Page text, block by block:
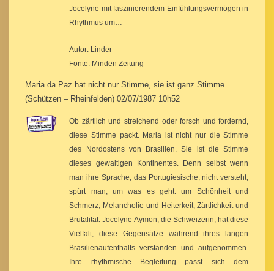
Jocelyne mit faszinierendem Einfühlungsvermögen in
Rhythmus um…
Autor: Linder
Fonte: Minden Zeitung
Maria da Paz hat nicht nur Stimme, sie ist ganz Stimme
(Schützen – Rheinfelden) 02/07/1987 10h52
Ob zärtlich und streichend oder forsch und fordernd,
diese Stimme packt. Maria ist nicht nur die Stimme
des Nordostens von Brasilien. Sie ist die Stimme
dieses gewaltigen Kontinentes. Denn selbst wenn
man ihre Sprache, das Portugiesische, nicht versteht,
spürt man, um was es geht: um Schönheit und
Schmerz, Melancholie und Heiterkeit, Zärtlichkeit und
Brutalität. Jocelyne Aymon, die Schweizerin, hat diese
Vielfalt, diese Gegensätze während ihres langen
Brasilienaufenthalts verstanden und aufgenommen.
Ihre rhythmische Begleitung passt sich dem